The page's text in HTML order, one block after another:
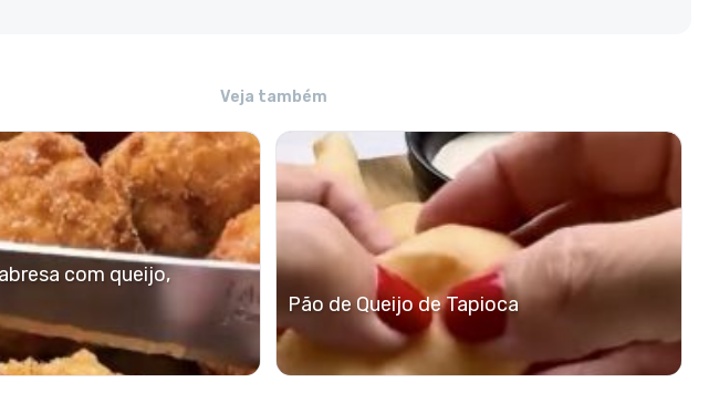
Veja também
com queijo,
Pão de Queijo de Tapioca